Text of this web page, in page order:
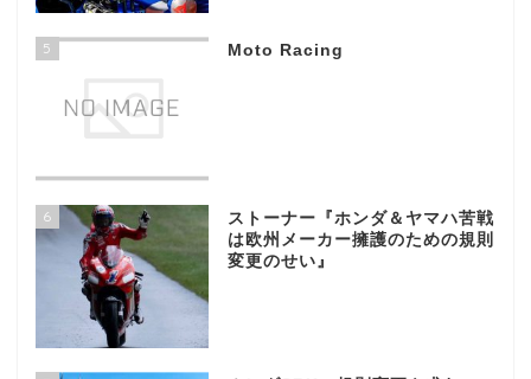
5 Moto Racing
6
ストーナー『ホンダ＆ヤマハ苦戦
は欧州メーカー擁護のための規則
変更のせい』